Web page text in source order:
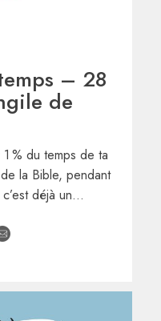
– 28
de
% du temps de ta
la Bible, pendant
déjà un…